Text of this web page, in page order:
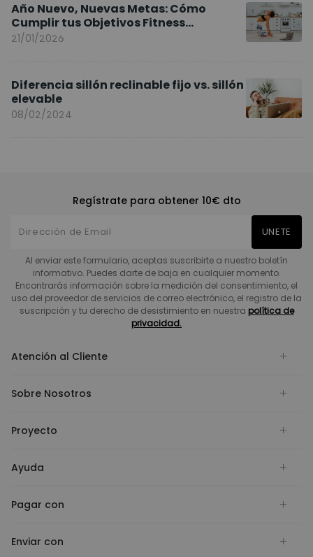
Año Nuevo, Nuevas Metas: Cómo
Cumplir tus Objetivos Fitness
Entrenando en Casa
21/01/2026
Diferencia sillón reclinable fijo vs. sillón
elevable
08/02/2024
Regístrate para obtener 10€ dto
UNETE
Al enviar este formulario, aceptas suscribirte a nuestro boletín
informativo. Puedes darte de baja en cualquier momento.
Encontrarás información sobre la medición del consentimiento, el
uso del proveedor de servicios de correo electrónico, el registro de la
suscripción y tu derecho de desistimiento en nuestra política de
privacidad.
Atención al Cliente
Sobre Nosotros
Proyecto
Ayuda
Pagar con
Enviar con